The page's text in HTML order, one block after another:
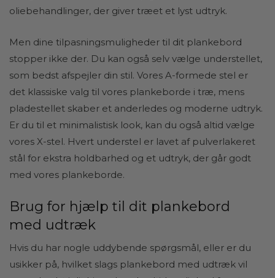
oliebehandlinger, der giver træet et lyst udtryk.
Men dine tilpasningsmuligheder til dit plankebord
stopper ikke der. Du kan også selv vælge understellet,
som bedst afspejler din stil. Vores A-formede stel er
det klassiske valg til vores plankeborde i træ, mens
pladestellet skaber et anderledes og moderne udtryk.
Er du til et minimalistisk look, kan du også altid vælge
vores X-stel. Hvert understel er lavet af pulverlakeret
stål for ekstra holdbarhed og et udtryk, der går godt
med vores plankeborde.
Brug for hjælp til dit plankebord
med udtræk
Hvis du har nogle uddybende spørgsmål, eller er du
usikker på, hvilket slags plankebord med udtræk vil